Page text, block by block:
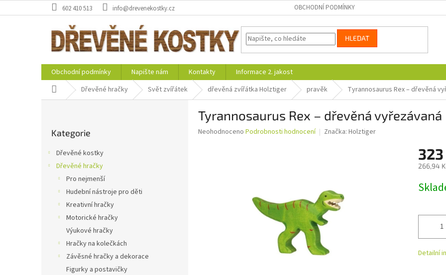
na
602 410 513 info@drevenekostky.cz OBCHODNÍ PODMÍNKY
HLEDAT
Obchodní podmínky Napište nám Kontakty
Informace 2. jakost
Domů Dřevěné hračky Svět zvířátek dřevěná zvířátka Holztiger pravěk Tyrannosaurus Rex – dřevěná
kategorie
Kategorie
Dřevěné kostky
Dřevěné hračky
Pro nejmenší
Hudební nástroje pro děti
Kreativní hračky
Motorické hračky
Výukové hračky
Hračky na kolečkách
Závěsné hračky a dekorace
Figurky a postavičky
Tyrannosaurus Rex – dřevěná vyřezávaná
Průměrné
Neohodnoceno Podrobnosti hodnocení Značka: Holztiger
266,94
cena:
Detailní